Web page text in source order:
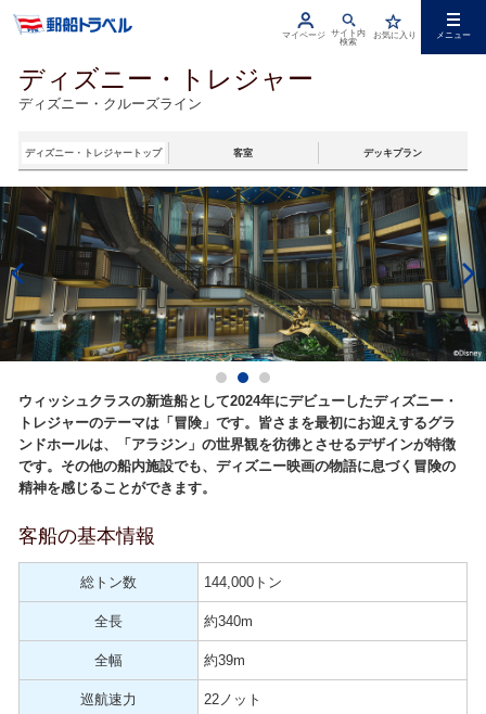
お気に入り
サイト内
検索
マイページ メニュー
ディズニー・トレジャー
ディズニー・クルーズライン
ディズニー・トレジャートップ 客室 デッキプラン
ウィッシュクラスの新造船として2024年にデビューしたディズニー・
トレジャーのテーマは「冒険」です。皆さまを最初にお迎えするグラ
ンドホールは、「アラジン」の世界観を彷彿とさせるデザインが特徴
です。その他の船内施設でも、ディズニー映画の物語に息づく冒険の
精神を感じることができます。
客船の基本情報
総トン数 144,000トン
全長 約340m
全幅 約39m
巡航速力 22ノット